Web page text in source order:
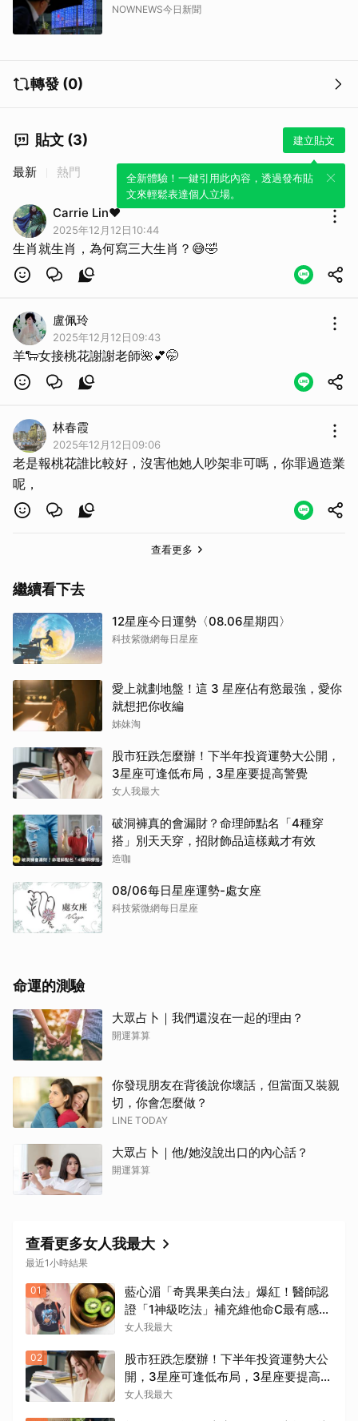
NOWNEWS今日新聞
轉發 (0)
貼文 (3) 建立貼文
全新體驗！一鍵引用此內容，透過發布貼
文來輕鬆表達個人立場。
最新 熱門
Carrie Lin♥️
2025年12月12日10:44
生肖就生肖，為何寫三大生肖？😅🤣
盧佩玲
2025年12月12日09:43
羊🐑女接桃花謝謝老師🌺💕🤭
林春霞
2025年12月12日09:06
老是報桃花誰比較好，沒害他她人吵架非可嗎，你罪過造業
呢，
查看更多
繼續看下去
12星座今日運勢〈08.06星期四〉
科技紫微網每日星座
愛上就劃地盤！這 3 星座佔有慾最強，愛你
就想把你收編
姊妹淘
股市狂跌怎麼辦！下半年投資運勢大公開，
3星座可逢低布局，3星座要提高警覺
女人我最大
破洞褲真的會漏財？命理師點名「4種穿
搭」別天天穿，招財飾品這樣戴才有效
造咖
08/06每日星座運勢-處女座
科技紫微網每日星座
命運的測驗
大眾占卜｜我們還沒在一起的理由？
開運算算
你發現朋友在背後說你壞話，但當面又裝親
切，你會怎麼做？
LINE TODAY
大眾占卜｜他/她沒說出口的內心話？
開運算算
查看更多女人我最大
最近1小時結果
01
藍心湄「奇異果美白法」爆紅！醫師認
證「1神級吃法」補充維他命C最有感，
林可彤自曝從小跟著吃
女人我最大
02
股市狂跌怎麼辦！下半年投資運勢大公
開，3星座可逢低布局，3星座要提高警
覺
女人我最大